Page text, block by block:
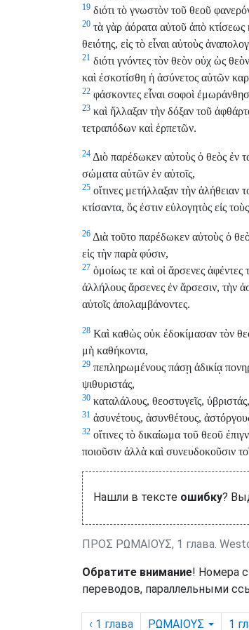
19 διότι τὸ γνωστὸν τοῦ θεοῦ
20 τὰ γὰρ ἀόρατα αὐτοῦ ἀπὸ κτίσεως
θειότης, εἰς τὸ εἶναι αὐτοὺς
21 διότι γνόντες τὸν θεὸν οὐχ ὡς
καὶ ἐσκοτίσθη ἡ ἀσύνετος αὐτῶν
22 φάσκοντες εἶναι σοφοὶ
23 καὶ ἤλλαξαν τὴν δόξαν τοῦ
τετραπόδων καὶ ἑρπετῶν.
24 Διὸ παρέδωκεν αὐτοὺς ὁ θεὸς ἐν
σώματα αὐτῶν ἐν αὐτοῖς,
25 οἵτινες μετήλλαξαν τὴν
κτίσαντα, ὅς ἐστιν εὐλογητὸς εἰς
26 Διὰ τοῦτο παρέδωκεν αὐτοὺς ὁ
εἰς τὴν παρὰ φύσιν,
27 ὁμοίως τε καὶ οἱ ἄρσενες
ἀλλήλους ἄρσενες ἐν ἄρσεσιν, τὴν
αὑτοῖς ἀπολαμβάνοντες.
28 Καὶ καθὼς οὐκ ἐδοκίμασαν τὸν
μὴ καθήκοντα,
29 πεπληρωμένους πάσῃ ἀδικίᾳ
ψιθυριστάς,
30 καταλάλους, θεοστυγεῖς,
31 ἀσυνέτους, ἀσυνθέτους,
32 οἵτινες τὸ δικαίωμα τοῦ θεοῦ
ποιοῦσιν ἀλλὰ καὶ συνευδοκοῦσιν
Нашли в тексте ошибку?
ΠΡΟΣ ΡΩΜΑΙΟΥΣ, 1 глава.
Обратите внимание! Номера
переводов, параллельными
‹ 1 глава ΡΩΜΑΙΟΥΣ 1